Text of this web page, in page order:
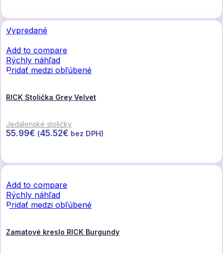
Vypredané
Add to compare
Rýchly náhľad
Pridať medzi obľúbené
RICK Stolička Grey Velvet
Jedálenské stoličky
55.99€ (45.52€ bez DPH)
Add to compare
Rýchly náhľad
Pridať medzi obľúbené
Zamatové kreslo RICK Burgundy